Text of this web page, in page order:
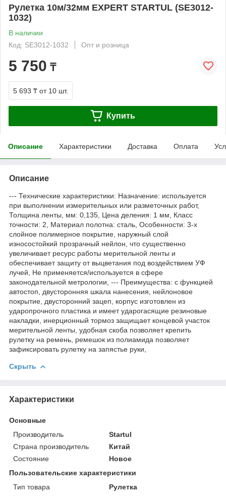
Рулетка 10м/32мм EXPERT STARTUL (SE3012-
1032)
В наличии
Код: SE3012-1032
Опт и розница
5 750 ₸
5 693 ₸ от 10 шт.
Купить
Описание Характеристики Доставка Оплата
Описание
--- Технические характеристики: Назначение: используется
при выполнении измерительных или разметочных работ,
Толщина ленты, мм: 0,135, Цена деления: 1 мм, Класс
точности: 2, Материал полотна: сталь, Особенности: 3-х
слойное полимерное покрытие, наружный слой
износостойкий прозрачный нейлон, что существенно
увеличивает ресурс работы мерительной ленты и
обеспечивает защиту от выцветания под воздействием УФ
лучей, Не применяется/используется в сфере
законодательной метрологии, --- Преимущества: с функцией
автостоп, двусторонняя шкала нанесения, нейлоновое
покрытие, двусторонний зацеп, корпус изготовлен из
ударопрочного пластика и имеет ударогасящие резиновые
накладки, инерционный тормоз защищает концевой участок
мерительной ленты, удобная скоба позволяет крепить
рулетку на ремень, ремешок из полиамида позволяет
зафиксировать рулетку на запястье руки,
Скрыть
Характеристики
Основные
Производитель
Startul
Страна производитель
Китай
Состояние
Новое
Пользовательские характеристики
Тип товара
Рулетка